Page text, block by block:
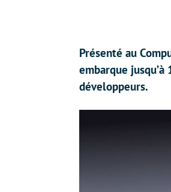
Présenté au
embarque
développeurs.